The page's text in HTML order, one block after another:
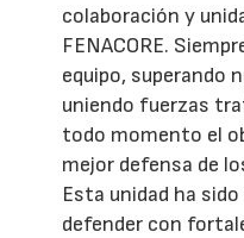
colaboración y
FENACORE.
equipo, superando
uniendo fuerzas
todo momento el
mejor defensa de
Esta unidad ha
defender con